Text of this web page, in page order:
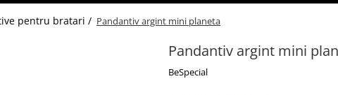
pentru bratari / Pandantiv argint mini planeta
Pandantiv argint mini
BeSpecial